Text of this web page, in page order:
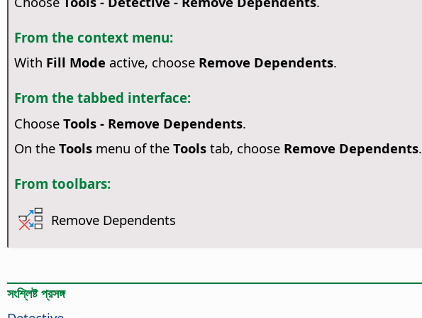
From the context menu:
With Fill Mode active, choose Remove Dependents.
From the tabbed interface:
Choose Tools - Remove Dependents.
On the Toolsmenu of the Toolstab, choose Remove Dependents.
From toolbars:
Remove Dependents
সংশ্লিষ্ট প্রসঙ্গ